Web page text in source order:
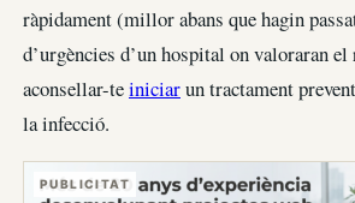
ràpidament (millor abans que hagin
d’urgències d’un hospital on valoraran
aconsellar-teiniciarun tractament
la infecció.
PUBLICITAT